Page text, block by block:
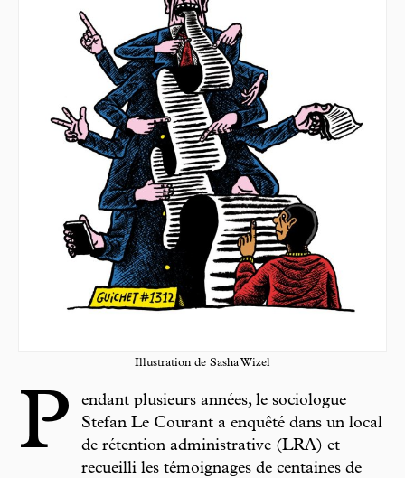
Illustration de Sasha Wizel
P
endant plusieurs années, le sociologue
Stefan Le Courant a enquêté dans un local
de rétention administrative (LRA) et
recueilli les témoignages de centaines de